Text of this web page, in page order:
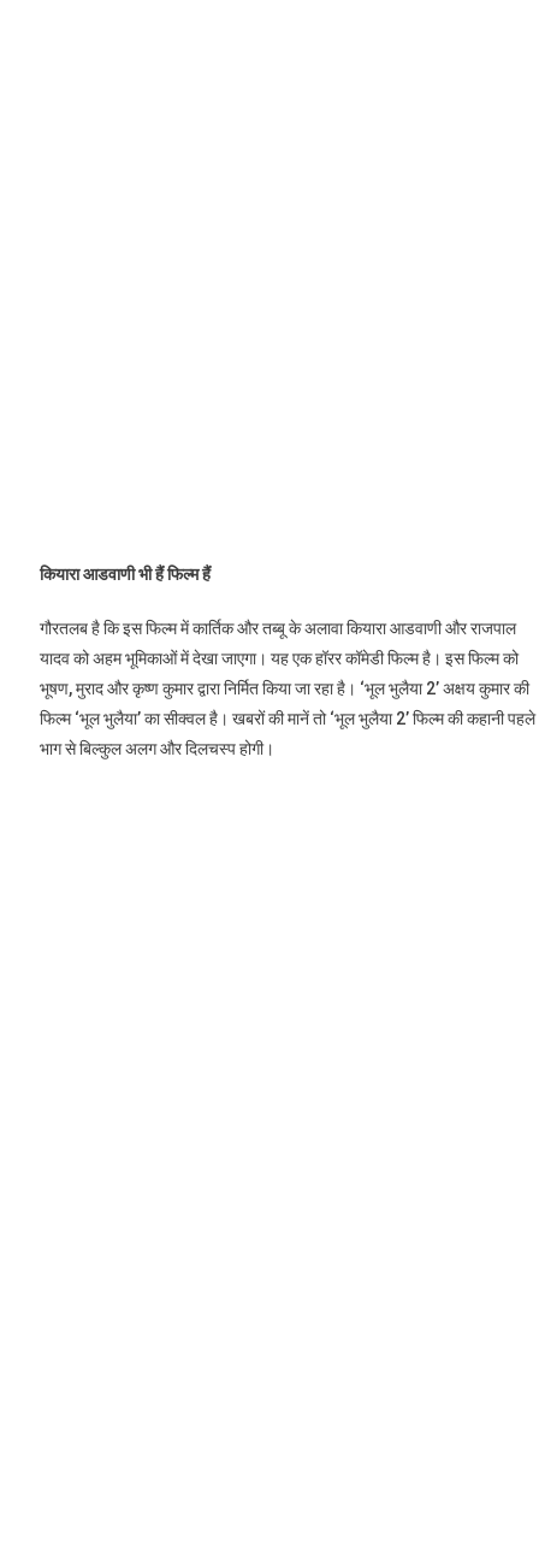
कियारा आडवाणी भी हैं फिल्म हैं
गौरतलब है कि इस फिल्म में कार्तिक और तब्बू के अलावा कियारा आडवाणी और राजपाल
यादव को अहम भूमिकाओं में देखा जाएगा। यह एक हॉरर कॉमेडी फिल्म है। इस फिल्म को
भूषण, मुराद और कृष्ण कुमार द्वारा निर्मित किया जा रहा है। ‘भूल भुलैया 2’ अक्षय कुमार की
फिल्म ‘भूल भुलैया’ का सीक्वल है। खबरों की मानें तो ‘भूल भुलैया 2’ फिल्म की कहानी पहले
भाग से बिल्कुल अलग और दिलचस्प होगी।